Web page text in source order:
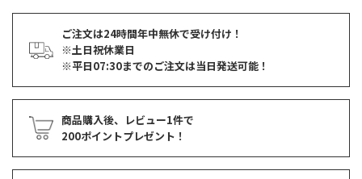
ご注文は24時間年中無休で受け付け！
※土日祝休業日
※平日07:30までのご注文は当日発送可能！
商品購入後、レビュー1件で
200ポイントプレゼント！